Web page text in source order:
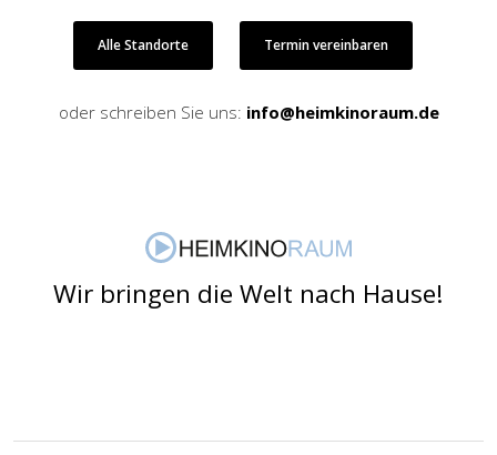
Alle Standorte Termin vereinbaren
oder schreiben Sie uns: info@heimkinoraum.de
Wir bringen die Welt nach Hause!